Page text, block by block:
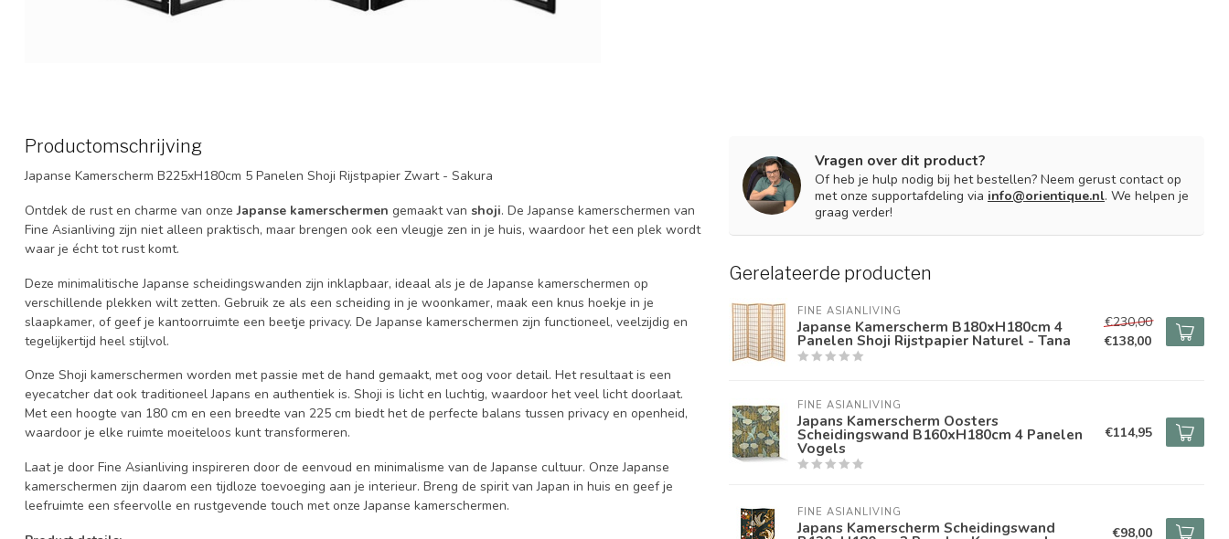
Productomschrijving
Japanse Kamerscherm B225xH180cm 5 Panelen Shoji Rijstpapier Zwart - Sakura
Ontdek de rust en charme van onzeJapanse kamerschermen gemaakt van shoji. De Japanse kamerschermen van
Fine Asianliving zijn niet alleen praktisch, maar brengen ook een vleugje zen in je huis, waardoor het een plek wordt
waar je écht tot rust komt.
Deze minimalitische Japanse scheidingswanden zijn inklapbaar, ideaal als je de Japanse kamerschermen op
verschillende plekken wilt zetten. Gebruik ze als een scheiding in je woonkamer, maak een knus hoekje in je
slaapkamer, of geef je kantoorruimte een beetje privacy. De Japanse kamerschermen zijn functioneel, veelzijdig en
tegelijkertijd heel stijlvol.
Onze Shoji kamerschermen worden met passie met de hand gemaakt, met oog voor detail. Het resultaat is een
eyecatcher dat ook traditioneel Japans en authentiek is. Shoji is licht en luchtig, waardoor het veel licht doorlaat.
Met een hoogte van 180 cm en een breedte van 225 cm biedt het de perfecte balans tussen privacy en openheid,
waardoor je elke ruimte moeiteloos kunt transformeren.
Laat je door Fine Asianliving inspireren door de eenvoud en minimalisme van de Japanse cultuur. Onze Japanse
kamerschermen zijn daarom een tijdloze toevoeging aan je interieur. Breng de spirit van Japan in huis en geef je
leefruimte een sfeervolle en rustgevende touch met onze Japanse kamerschermen.
Vragen over dit product?
Of heb je hulp nodig bij het bestellen? Neem gerust contact op
met onze supportafdeling via info@orientique.nl. We helpen je
graag verder!
Gerelateerde producten
FINE ASIANLIVING
Japanse Kamerscherm B180xH180cm 4
Panelen Shoji Rijstpapier Naturel - Tana
€230,00
€138,00
FINE ASIANLIVING
Japans Kamerscherm Oosters
Scheidingswand B160xH180cm 4 Panelen
Vogels
€114,95
FINE ASIANLIVING
Japans Kamerscherm Scheidingswand €98,00